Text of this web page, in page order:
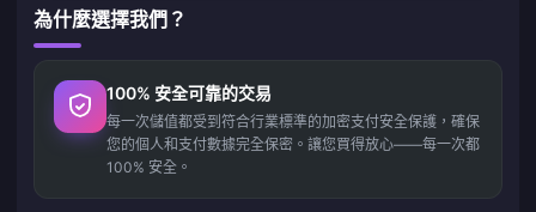
為什麼選擇我們？
100% 安全可靠的交易
每一次儲值都受到符合行業標準的加密支付安全保護，確保
您的個人和支付數據完全保密。讓您買得放心——每一次都
100% 安全。